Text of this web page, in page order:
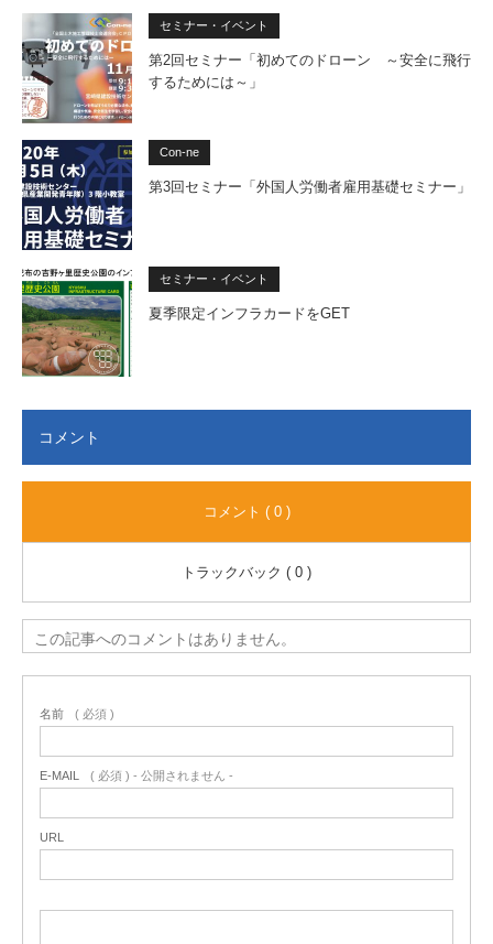
セミナー・イベント
第2回セミナー「初めてのドローン ～安全に飛行
するためには～」
Con-ne
第3回セミナー「外国人労働者雇用基礎セミナー」
セミナー・イベント
夏季限定インフラカードをGET
コメント
コメント ( 0 )
トラックバック ( 0 )
この記事へのコメントはありません。
名前 ( 必須 )
E-MAIL ( 必須 ) - 公開されません -
URL